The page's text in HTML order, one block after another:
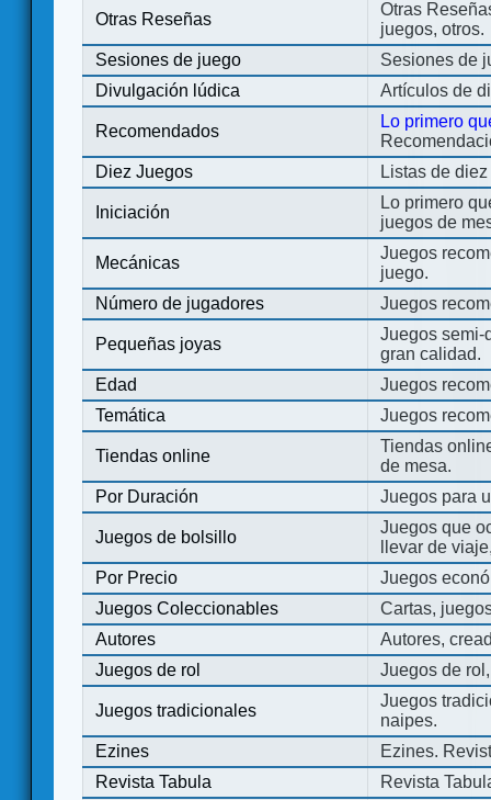
Otras Reseñas
Otras
juegos, otros.
Sesiones de juego
Sesiones de
Divulgación lúdica
Artículos de
Recomendados
Lo primero
Diez Juegos
Listas de
Iniciación
Lo primero
juegos de
Mecánicas
Juegos
juego.
Número de jugadores
Juegos
Pequeñas joyas
Juegos semi-
gran calidad.
Edad
Juegos
Temática
Juegos
Tiendas online
Tiendas
de mesa.
Por Duración
Juegos para
Juegos de bolsillo
Juegos que
llevar de
Por Precio
Juegos
Juegos Coleccionables
Cartas,
Autores
Autores,
Juegos de rol
Juegos de
Juegos tradicionales
Juegos
naipes.
Ezines
Ezines.
Revista Tabula
Revista